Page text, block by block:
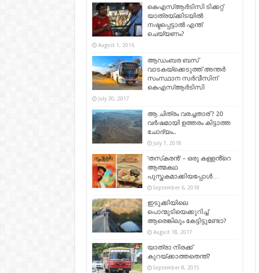
കെഎസ്ആര്‍ടിസി ടിക്കറ്റ്
യാത്രയ്ക്കിടയിൽ
നഷ്ടപ്പെട്ടാൽ എന്ത്
ചെയ്യണം?
August 1, 2016
ആഡംബര ബസ്
വാടകയ്ക്കെടുത്ത് അന്തർ
സംസ്ഥാന സർവീസിന്
കെഎസ്ആർടിസി
July 30, 2017
ആ ചിത്രം വരച്ചതാര് ? 20
വർഷമായി ഉത്തരം കിട്ടാത്ത
ചോദ്യം..
July 7, 2018
‘തസ്‌കരന്‍’ – ഒരു കള്ളൻ്റെ
ആത്മകഥ
പുസ്തകമാക്കിയപ്പോൾ…
September 6, 2018
ഇടുക്കിയിലെ
പൊന്മുടിയെക്കുറിച്ച്
ആരെങ്കിലും കേട്ടിട്ടുണ്ടോ?
August 18, 2017
യാത്രാ നിരക്ക്‌
കുറയ്‌ക്കാത്തതെന്ത്‌?
September 8, 2015